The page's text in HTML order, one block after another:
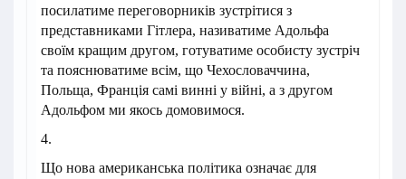
посилатиме переговорників зустрітися з
представниками Гітлера, називатиме Адольфа
своїм кращим другом, готуватиме особисту зустріч
та пояснюватиме всім, що Чехословаччина,
Польща, Франція самі винні у війні, а з другом
Адольфом ми якось домовимося.
4.
Що нова американська політика означає для